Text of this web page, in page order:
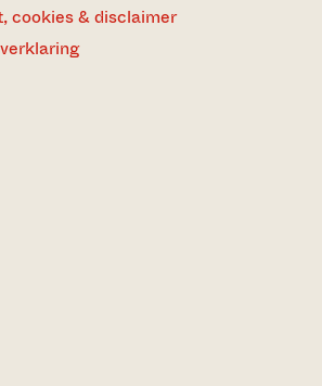
cookies & disclaimer